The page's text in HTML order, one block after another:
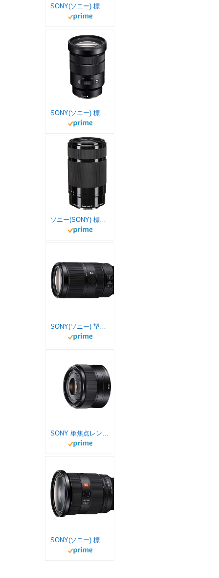
SONY(ソニー) 標準ズームレンズ フルサイズ FE 20-70mm F4 G Gレンズ デジタル一眼カメラα[Eマウント]用 純正レンズ SEL2070G
SONY(ソニー) 標準ズームレンズ APS-C E PZ 18-105mm F4 G OSS Gレンズ デジタル一眼カメラα[Eマウント]用 純正レンズ SELP18105G
ソニー(SONY) 標準ズームレンズ APS-C E 55-210mm F4.5-6.3 OSS デジタル一眼カメラα[Eマウント]用 純正レンズ SEL55210 BQ
SONY(ソニー) 標準ズームレンズ フルサイズ FE 24-70mm F2.8 GM II G Master デジタル一眼カメラα[Eマウント]用 純正レンズ SEL2470GM2